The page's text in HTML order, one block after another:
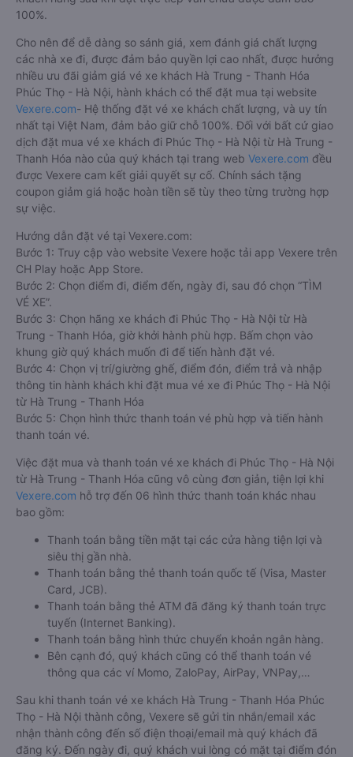
100%.
Cho nên để dễ dàng so sánh giá, xem đánh giá chất lượng
các nhà xe đi, được đảm bảo quyền lợi cao nhất, được hưởng
nhiều ưu đãi giảm giá vé xe khách Hà Trung - Thanh Hóa
Phúc Thọ - Hà Nội, hành khách có thể đặt mua tại website
Vexere.com- Hệ thống đặt vé xe khách chất lượng, và uy tín
nhất tại Việt Nam, đảm bảo giữ chỗ 100%. Đối với bất cứ giao
dịch đặt mua vé xe khách đi Phúc Thọ - Hà Nội từ Hà Trung -
Thanh Hóa nào của quý khách tại trang web Vexere.com đều
được Vexere cam kết giải quyết sự cố. Chính sách tặng
coupon giảm giá hoặc hoàn tiền sẽ tùy theo từng trường hợp
sự việc.
Hướng dẫn đặt vé tại Vexere.com:
Bước 1: Truy cập vào website Vexere hoặc tải app Vexere trên
CH Play hoặc App Store.
Bước 2: Chọn điểm đi, điểm đến, ngày đi, sau đó chọn “TÌM
VÉ XE”.
Bước 3: Chọn hãng xe khách đi Phúc Thọ - Hà Nội từ Hà
Trung - Thanh Hóa, giờ khởi hành phù hợp. Bấm chọn vào
khung giờ quý khách muốn đi để tiến hành đặt vé.
Bước 4: Chọn vị trí/giường ghế, điểm đón, điểm trả và nhập
thông tin hành khách khi đặt mua vé xe đi Phúc Thọ - Hà Nội
từ Hà Trung - Thanh Hóa
Bước 5: Chọn hình thức thanh toán vé phù hợp và tiến hành
thanh toán vé.
Việc đặt mua và thanh toán vé xe khách đi Phúc Thọ - Hà Nội
từ Hà Trung - Thanh Hóa cũng vô cùng đơn giản, tiện lợi khi
Vexere.com hỗ trợ đến 06 hình thức thanh toán khác nhau
bao gồm:
Thanh toán bằng tiền mặt tại các cửa hàng tiện lợi và
siêu thị gần nhà.
Thanh toán bằng thẻ thanh toán quốc tế (Visa, Master
Card, JCB).
Thanh toán bằng thẻ ATM đã đăng ký thanh toán trực
tuyến (Internet Banking).
Thanh toán bằng hình thức chuyển khoản ngân hàng.
Bên cạnh đó, quý khách cũng có thể thanh toán vé
thông qua các ví Momo, ZaloPay, AirPay, VNPay,…
Sau khi thanh toán vé xe khách Hà Trung - Thanh Hóa Phúc
Thọ - Hà Nội thành công, Vexere sẽ gửi tin nhắn/email xác
nhận thành công đến số điện thoại/email mà quý khách đã
đăng ký. Đến ngày đi, quý khách vui lòng có mặt tại điểm đón